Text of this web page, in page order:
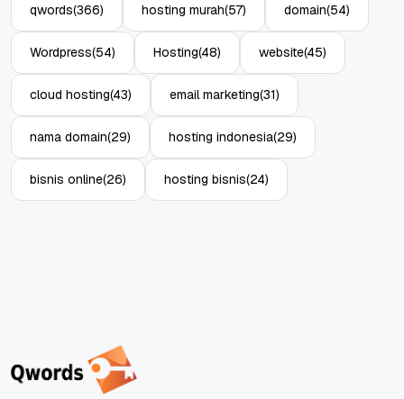
qwords(366) hosting murah(57) domain(54)
Wordpress(54) Hosting(48) website(45)
cloud hosting(43) email marketing(31)
nama domain(29) hosting indonesia(29)
bisnis online(26) hosting bisnis(24)